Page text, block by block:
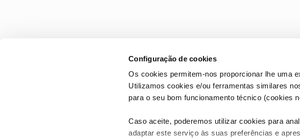
Configuração de cookies
Os cookies permitem-nos proporcionar lhe uma
Utilizamos cookies e/ou ferramentas similares
para o seu bom funcionamento técnico (cookies
Caso aceite, poderemos utilizar cookies para
adaptar este serviço às suas preferências e